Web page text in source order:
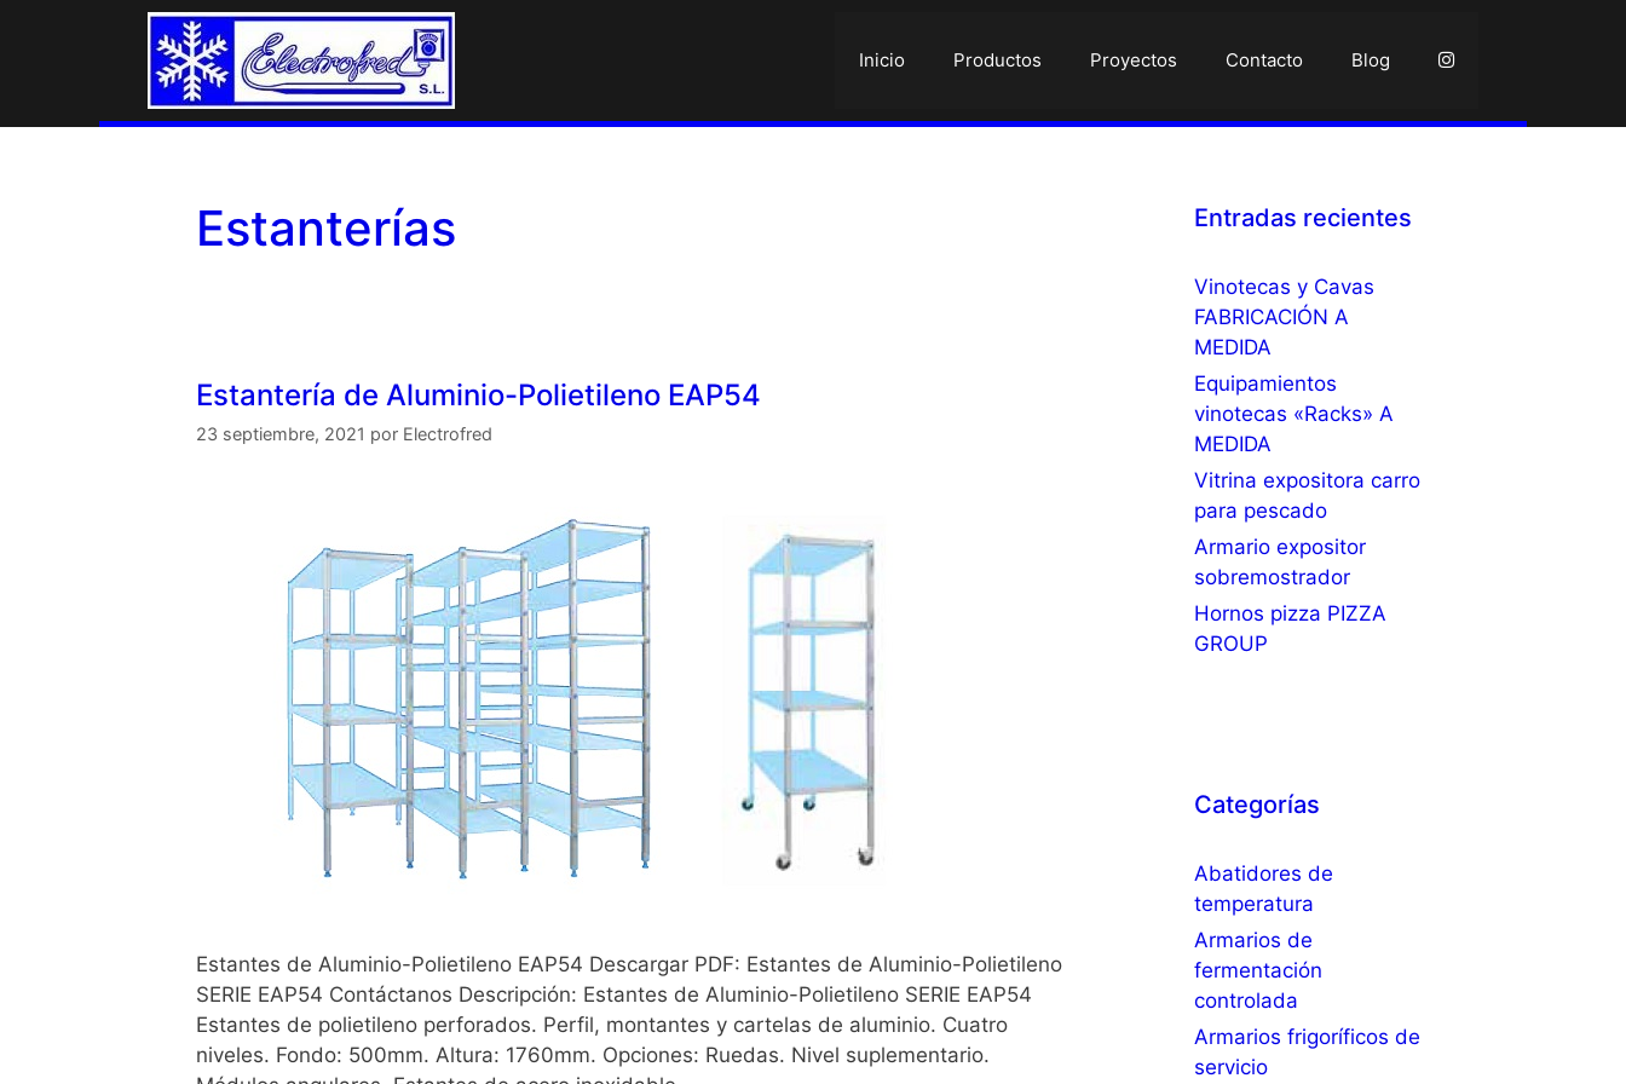
Inicio Productos Proyectos Contacto Blog
Estanterías
Estantería de Aluminio-Polietileno EAP54
23 septiembre, 2021 por Electrofred
Estantes de Aluminio-Polietileno EAP54 Descargar PDF: Estantes de Aluminio-Polietileno
SERIE EAP54 Contáctanos Descripción: Estantes de Aluminio-Polietileno SERIE EAP54
Estantes de polietileno perforados. Perfil, montantes y cartelas de aluminio. Cuatro
niveles. Fondo: 500mm. Altura: 1760mm. Opciones: Ruedas. Nivel suplementario.
Entradas recientes
Vinotecas y Cavas
FABRICACIÓN A
MEDIDA
Equipamientos
vinotecas «Racks» A
MEDIDA
Vitrina expositora carro
para pescado
Armario expositor
sobremostrador
Hornos pizza PIZZA
GROUP
Categorías
Abatidores de
temperatura
Armarios de
fermentación
controlada
Armarios frigoríficos de
servicio